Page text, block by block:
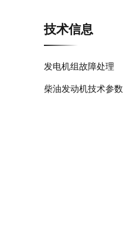
技术信息
发电机组故障处理
柴油发动机技术参数